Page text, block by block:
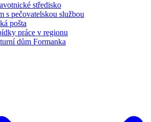
středisko
s pečovatelskou službou
pošta
práce v regionu
dům Formanka